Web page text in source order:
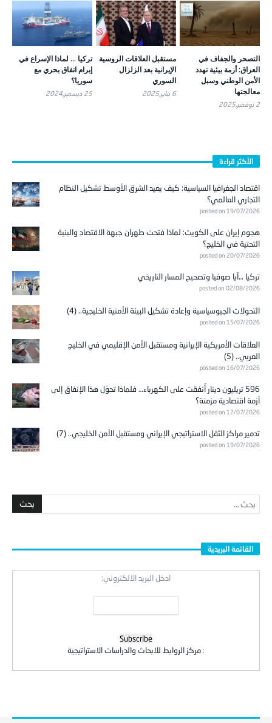
التصحر والجفاف في
العراق: أزمة بيئية تهدد
الأمن الوطني وسبل
معالجتها
2 نوفمبر,2025
مستقبل العلاقات الروسية
الإيرانية بعد الزلزال
السوري
6 يناير,2025
تركيا … لماذا الإسراع في
إبرام اتفاق بحري مع
سوريا؟
25 ديسمبر,2024
الأكثر قراءة
اقتصاد الجغرافيا السياسية: كيف يعيد الشرق الأوسط تشكيل النظام
التجاري العالمي؟
posted on 19/07/2026
هجوم إيران على الكويت: لماذا فتحت طهران جبهة الاقتصاد والبنية
التحتية في الخليج؟
posted on 20/07/2026
تركيا …آيا صوفيا وتصحيح المسار التاريخي
posted on 02/08/2026
التحولات الجيوسياسية وإعادة تشكيل البيئة الأمنية الخليجية.. (4)
posted on 15/07/2026
العلاقات الأمريكية الإيرانية ومستقبل الأمن الإقليمي في الخليج
العربي.. (5)
posted on 16/07/2026
596 تريليون دينار أُنفقت على الكهرباء… فلماذا تحوّل هذا الإنفاق إلى
أزمة اقتصادية مزمنة؟
posted on 12/07/2026
تدمير مراكز الثقل الاستراتيجي الإيراني ومستقبل الأمن الخليجي.. (7)
posted on 19/07/2026
القائمة البريدية
ادخل البريد الالكتروني:
: مركز الروابط للابحاث والدراسات الاستراتيجية